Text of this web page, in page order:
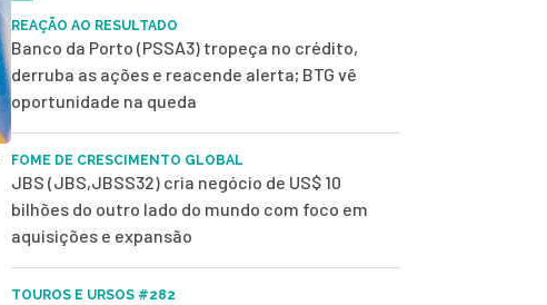
REAÇÃO AO RESULTADO
Banco da Porto (PSSA3) tropeça no crédito,
derruba as ações e reacende alerta; BTG vê
oportunidade na queda
FOME DE CRESCIMENTO GLOBAL
JBS (JBS,JBSS32) cria negócio de US$ 10
bilhões do outro lado do mundo com foco em
aquisições e expansão
TOUROS E URSOS #282